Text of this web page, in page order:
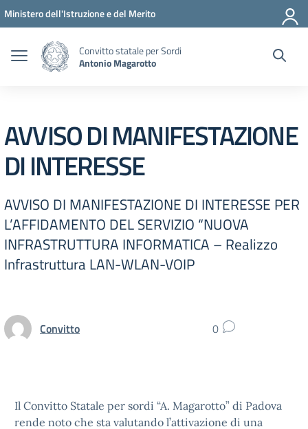
Vai ai contenuti
Vai al menu di navigazione
Vai al footer
Ministero dell'Istruzione e del Merito
Convitto statale per Sordi
Antonio Magarotto
AVVISO DI MANIFESTAZIONE
DI INTERESSE
AVVISO DI MANIFESTAZIONE DI INTERESSE PER
L’AFFIDAMENTO DEL SERVIZIO “NUOVA
INFRASTRUTTURA INFORMATICA – Realizzo
Infrastruttura LAN-WLAN-VOIP
Convitto 0
Il Convitto Statale per sordi “A. Magarotto” di Padova
rende noto che sta valutando l’attivazione di una